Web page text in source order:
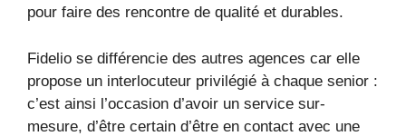
pour faire des rencontre de qualité et durables.
Fidelio se différencie des autres agences car elle
propose un interlocuteur privilégié à chaque senior :
c’est ainsi l’occasion d’avoir un service sur-
mesure, d’être certain d’être en contact avec une